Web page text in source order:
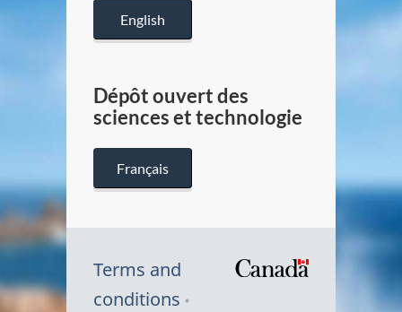
English
Dépôt ouvert des
sciences et technologie
Français
Terms and
conditions
Symbole